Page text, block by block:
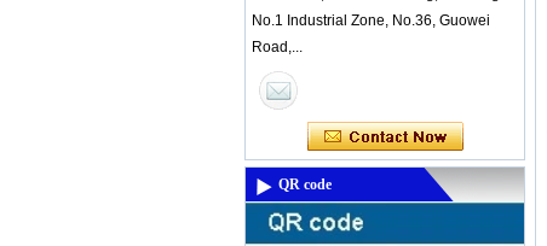
No.1 Industrial Zone, No.36, Guowei
Road,...
QR code